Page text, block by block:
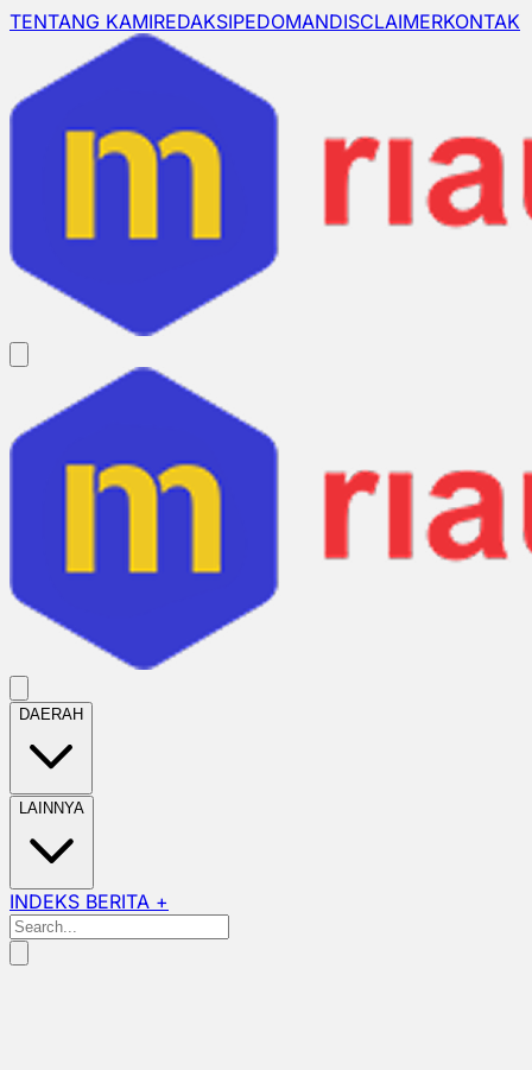
TENTANG KAMIREDAKSIPEDOMANDISCLAIMERKONTAK
DAERAH
LAINNYA
INDEKS BERITA +